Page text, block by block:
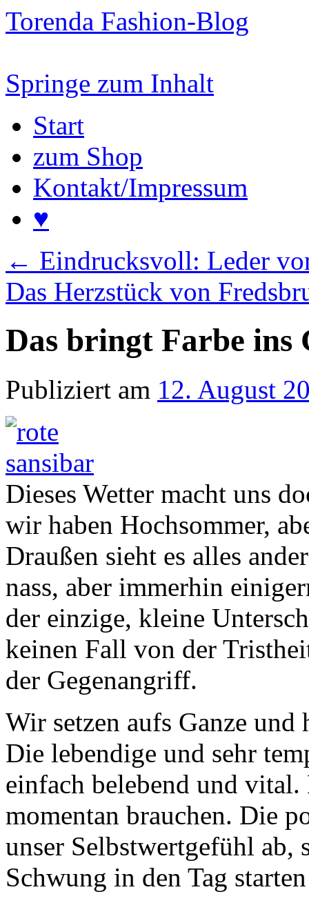
Torenda Fashion-Blog
Springe zum Inhalt
Start
zum Shop
Kontakt/Impressum
♥
← Eindrucksvoll: Leder
Das Herzstück von
Das bringt Farbe ins
Publiziert am 12. August
Dieses Wetter macht uns
wir haben Hochsommer,
Draußen sieht es alles
nass, aber immerhin
der einzige, kleine
keinen Fall von der
der Gegenangriff.
Wir setzen aufs Ganze und
Die lebendige und sehr
einfach belebend und vital.
momentan brauchen. Die
unser Selbstwertgefühl ab,
Schwung in den Tag